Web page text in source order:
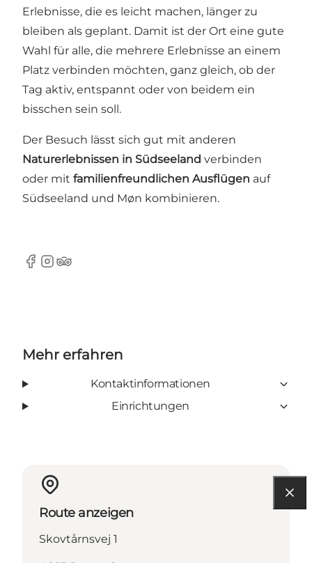
Erlebnisse, die es leicht machen, länger zu
bleiben als geplant. Damit ist der Ort eine gute
Wahl für alle, die mehrere Erlebnisse an einem
Platz verbinden möchten, ganz gleich, ob der
Tag aktiv, entspannt oder von beidem ein
bisschen sein soll.
Der Besuch lässt sich gut mit anderen
Naturerlebnissen in Südseeland verbinden
oder mit familienfreundlichen Ausflügen auf
Südseeland und Møn kombinieren.
Facebook
Instagram
TripAdvisor
Mehr erfahren
Kontaktinformationen
Einrichtungen
Route anzeigen
Skovtårnsvej 1